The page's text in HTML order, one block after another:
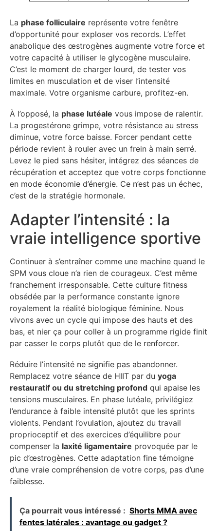
La phase folliculaire représente votre fenêtre
d’opportunité pour exploser vos records. L’effet
anabolique des œstrogènes augmente votre force et
votre capacité à utiliser le glycogène musculaire.
C’est le moment de charger lourd, de tester vos
limites en musculation et de viser l’intensité
maximale. Votre organisme carbure, profitez-en.
À l’opposé, la phase lutéale vous impose de ralentir.
La progestérone grimpe, votre résistance au stress
diminue, votre force baisse. Forcer pendant cette
période revient à rouler avec un frein à main serré.
Levez le pied sans hésiter, intégrez des séances de
récupération et acceptez que votre corps fonctionne
en mode économie d’énergie. Ce n’est pas un échec,
c’est de la stratégie hormonale.
Adapter l’intensité : la
vraie intelligence sportive
Continuer à s’entraîner comme une machine quand le
SPM vous cloue n’a rien de courageux. C’est même
franchement irresponsable. Cette culture fitness
obsédée par la performance constante ignore
royalement la réalité biologique féminine. Nous
vivons avec un cycle qui impose des hauts et des
bas, et nier ça pour coller à un programme rigide finit
par casser le corps plutôt que de le renforcer.
Réduire l’intensité ne signifie pas abandonner.
Remplacez votre séance de HIIT par du yoga
restauratif ou du stretching profond qui apaise les
tensions musculaires. En phase lutéale, privilégiez
l’endurance à faible intensité plutôt que les sprints
violents. Pendant l’ovulation, ajoutez du travail
proprioceptif et des exercices d’équilibre pour
compenser la laxité ligamentaire provoquée par le
pic d’œstrogènes. Cette adaptation fine témoigne
d’une vraie compréhension de votre corps, pas d’une
faiblesse.
Ça pourrait vous intéressé : Shorts MMA avec
fentes latérales : avantage ou gadget ?